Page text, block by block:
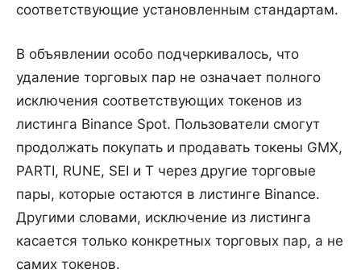
соответствующие установленным стандартам.
В объявлении особо подчеркивалось, что
удаление торговых пар не означает полного
исключения соответствующих токенов из
листинга Binance Spot. Пользователи смогут
продолжать покупать и продавать токены GMX,
PARTI, RUNE, SEI и T через другие торговые
пары, которые остаются в листинге Binance.
Другими словами, исключение из листинга
касается только конкретных торговых пар, а не
самих токенов.